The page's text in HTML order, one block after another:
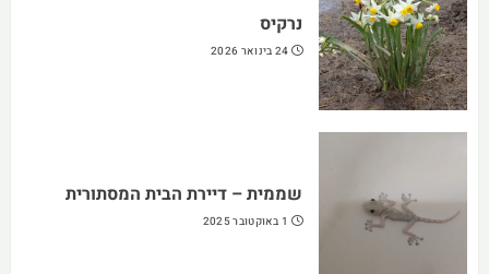
נרקיס
24 בינואר 2026
שממית – דיירת הבית המסתורית
1 באוקטובר 2025